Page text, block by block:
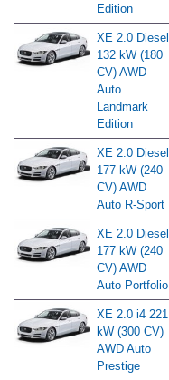
Edition
XE 2.0 Diesel
132 kW (180
CV) AWD
Auto
Landmark
Edition
XE 2.0 Diesel
177 kW (240
CV) AWD
Auto R-Sport
XE 2.0 Diesel
177 kW (240
CV) AWD
Auto Portfolio
XE 2.0 i4 221
kW (300 CV)
AWD Auto
Prestige